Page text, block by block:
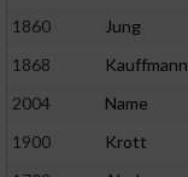
1860
Jung
1868
Kauffmann
2004
Name
1900
Krott